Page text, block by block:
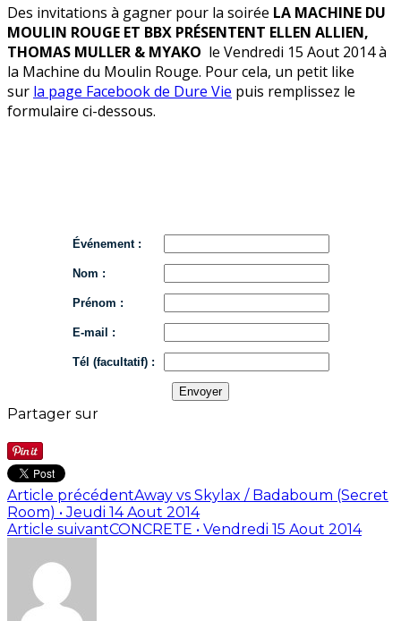
Des invitations à gagner pour la soirée LA MACHINE DU
MOULIN ROUGE ET BBX PRÉSENTENT ELLEN ALLIEN,
THOMAS MULLER & MYAKO le Vendredi 15 Aout 2014 à
la Machine du Moulin Rouge. Pour cela, un petit like
sur la page Facebook de Dure Vie puis remplissez le
formulaire ci-dessous.
Événement :
Nom :
Prénom :
E-mail :
Tél (facultatif) :
Partager sur
Article précédentAway vs Skylax / Badaboum (Secret
Room) • Jeudi 14 Aout 2014
Article suivantCONCRETE • Vendredi 15 Aout 2014